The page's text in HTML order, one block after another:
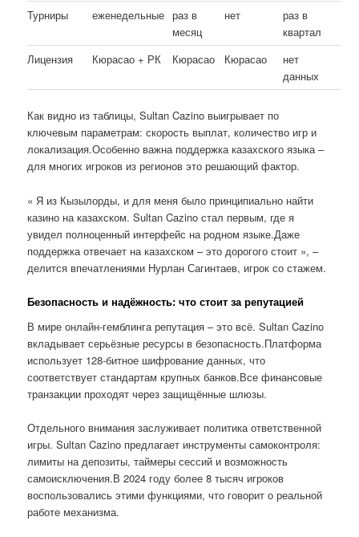
Турниры еженедельные раз в
месяц
нет
раз в
квартал
Лицензия
Кюрасао + РК Кюрасао Кюрасао
нет
данных
Как видно из таблицы, Sultan Cazino выигрывает по
ключевым параметрам: скорость выплат, количество игр и
локализация.Особенно важна поддержка казахского языка –
для многих игроков из регионов это решающий фактор.
« Я из Кызылорды, и для меня было принципиально найти
казино на казахском. Sultan Cazino стал первым, где я
увидел полноценный интерфейс на родном языке.Даже
поддержка отвечает на казахском – это дорогого стоит », –
делится впечатлениями Нурлан Сагинтаев, игрок со стажем.
Безопасность и надёжность: что стоит за репутацией
В мире онлайн-гемблинга репутация – это всё. Sultan Cazino
вкладывает серьёзные ресурсы в безопасность.Платформа
использует 128-битное шифрование данных, что
соответствует стандартам крупных банков.Все финансовые
транзакции проходят через защищённые шлюзы.
Отдельного внимания заслуживает политика ответственной
игры. Sultan Cazino предлагает инструменты самоконтроля:
лимиты на депозиты, таймеры сессий и возможность
самоисключения.В 2024 году более 8 тысяч игроков
воспользовались этими функциями, что говорит о реальной
работе механизма.